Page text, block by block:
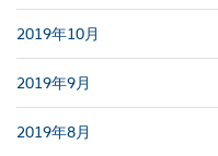
2019年10月
2019年9月
2019年8月